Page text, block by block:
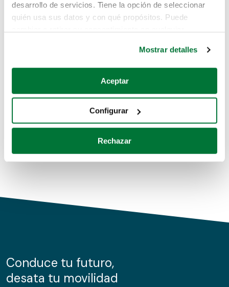
desarrollo de servicios. Tiene la opción de seleccionar
quién usa sus datos y con qué propósitos. Puede
Si lo permite, también quisiéramos:
Recopilar información sobre su ubicación geográfica
Identificar su dispositivo analizándolo activamente
para buscar características específicas (huellas
Obtenga más información sobre cómo se procesan sus
de cookies.
información sobre el uso que haga del sitio web con
nuestros partners de redes sociales, publicidad y análisis
Mostrar detalles
Aceptar
Configurar
Rechazar
Pero puedes encontrar el coche que estás
buscando en alguno de estos enlaces:
Coches de segunda mano
Coches de km0
Conduce tu futuro,
desata tu movilidad